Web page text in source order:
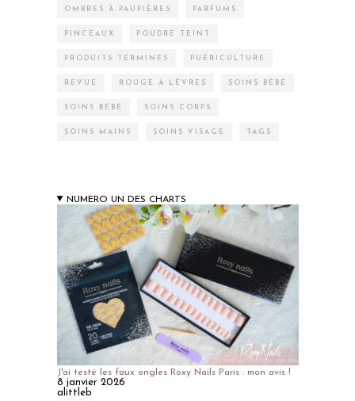
OMBRES À PAUPIÈRES PARFUMS
PINCEAUX POUDRE TEINT
PRODUITS TERMINÉS PUÉRICULTURE
REVUE ROUGE À LÈVRES SOINS BÉBÉ
SOINS BÉBÉ SOINS CORPS
SOINS MAINS SOINS VISAGE TAGS
NUMERO UN DES CHARTS
J'ai testé les faux ongles Roxy Nails Paris : mon avis !
8 janvier 2026
alittleb